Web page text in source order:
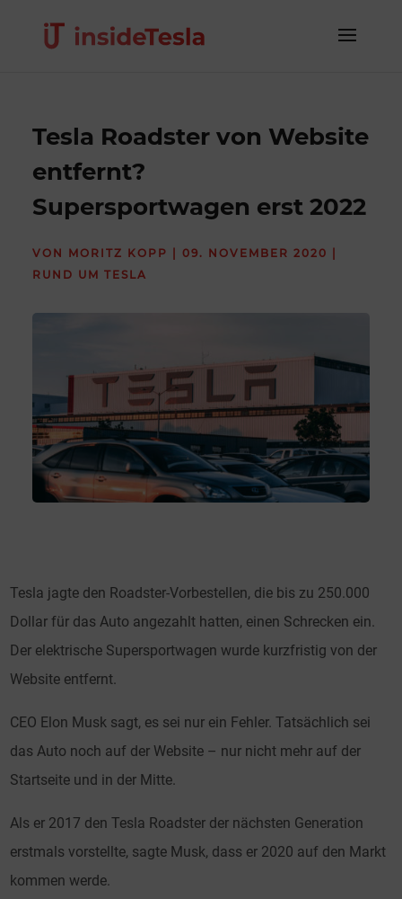
Tesla Roadster von Website
entfernt?
Supersportwagen erst 2022
VON MORITZ KOPP |09. NOVEMBER 2020
RUND UM TESLA
Tesla jagte den Roadster-Vorbestellen, die bis zu 250.000
Dollar für das Auto angezahlt hatten, einen Schrecken ein.
Der elektrische Supersportwagen wurde kurzfristig von der
Website entfernt.
CEO Elon Musk sagt, es sei nur ein Fehler. Tatsächlich sei
das Auto noch auf der Website – nur nicht mehr auf der
Startseite und in der Mitte.
Als er 2017 den Tesla Roadster der nächsten Generation
erstmals vorstellte, sagte Musk, dass er 2020 auf den Markt
kommen werde.